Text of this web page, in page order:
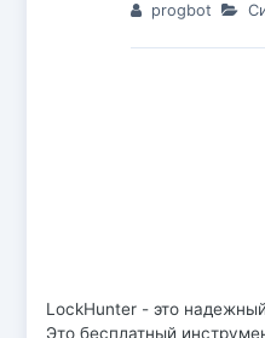
progbot
LockHunter - это
Это бесплатный